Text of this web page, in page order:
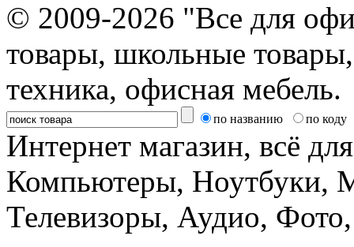
© 2009-2026 "Все для
товары, школьные
техника, офисная мебель.
по названию по коду
Интернет магазин, всё
Компьютеры, Ноутбуки,
Телевизоры, Аудио,